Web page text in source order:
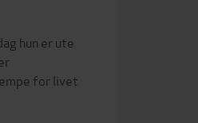
hun er ute
for livet